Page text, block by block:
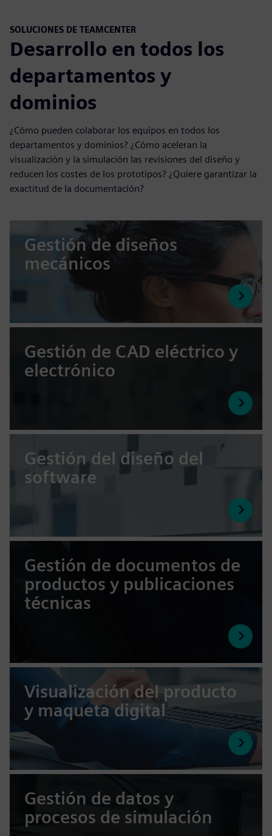
SOLUCIONES DE TEAMCENTER
Desarrollo en todos los
departamentos y
dominios
¿Cómo pueden colaborar los equipos en todos los
departamentos y dominios? ¿Cómo aceleran la
visualización y la simulación las revisiones del diseño y
reducen los costes de los prototipos? ¿Quiere garantizar la
exactitud de la documentación?
Gestión de diseños
mecánicos
Gestión de CAD eléctrico y
electrónico
Gestión del diseño del
software
Gestión de documentos de
productos y publicaciones
técnicas
Visualización del producto
y maqueta digital
Gestión de datos y
procesos de simulación